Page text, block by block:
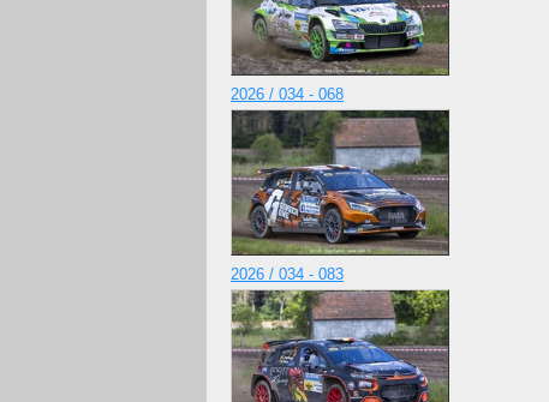
2026 / 034 - 068
2026 / 034 - 083